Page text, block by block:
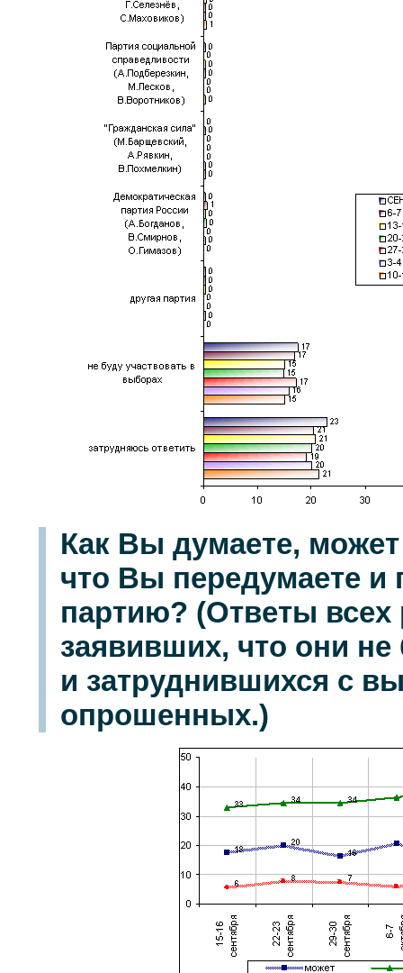
Как Вы думаете,
что Вы передумаете и
партию? (Ответы всех
заявивших, что они не
и затруднившихся с
опрошенных.)